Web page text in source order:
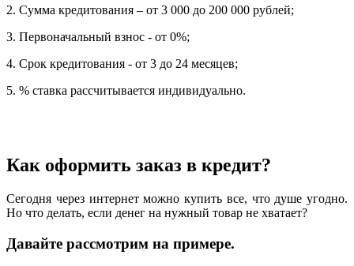
2. Сумма кредитования – от 3 000 до 200 000 рублей;
3. Первоначальный взнос - от 0%;
4. Срок кредитования - от 3 до 24 месяцев;
5. % ставка рассчитывается индивидуально.
Как оформить заказ в кредит?
Сегодня через интернет можно купить все, что душе угодно.
Но что делать, если денег на нужный товар не хватает?
Давайте рассмотрим на примере.